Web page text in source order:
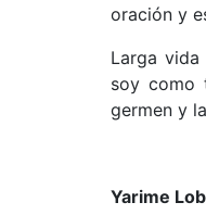
oración y
Larga
soy como
germen y
Yarime